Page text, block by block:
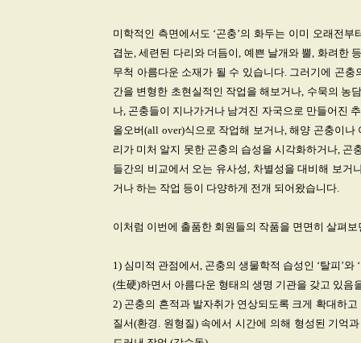
미학적인 측면에서도 ‘곤충’의 화두는 이미 오래전
겹눈, 세련된 다리와 더듬이, 예쁜 날개와 뿔, 화려한
무척 아름다운 소재가 될 수 있습니다. 그러기에 곤
간을 변형한 초현실적인 작업을 해보거나, 수묵의 농
나, 곤충들이 지나가거나 남겨진 자국으로 만들어진
올오버(all over)식으로 작업해 보거나, 해양 곤충이
리가 미처 알지 못한 곤충의 습성을 시각화하거나, 곤
들간의 비교에서 오는 유사성, 차별성을 대비해 보거
거나 하는 작업 등이 다양하게 전개 되어왔습니다.
이처럼 이번에 출품한 회원들의 작품을 면면히 살펴보
1) 심미적 관점에서, 곤충의 생물학적 습성인 ‘탈피’
(生硬)하면서 아름다운 형태의 생명 기관을 갖고 있음
2) 곤충의 흔적과 발자취가 연상되도록 크게 확대하
질서(환경. 원형질) 속에서 시간에 의해 형성된 기억